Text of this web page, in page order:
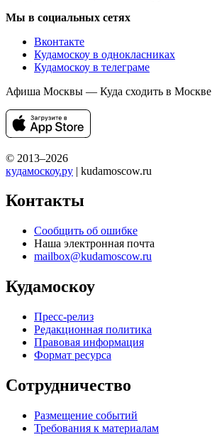
Мы в социальных сетях
Вконтакте
Кудамоскоу в однокласниках
Кудамоскоу в телеграме
Афиша Москвы — Куда сходить в Москве
© 2013–2026
кудамоскоу.ру | kudamoscow.ru
Контакты
Сообщить об ошибке
Наша электронная почта
mailbox@kudamoscow.ru
Кудамоскоу
Пресс-релиз
Редакционная политика
Правовая информация
Формат ресурса
Сотрудничество
Размещение событий
Требования к материалам